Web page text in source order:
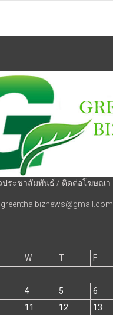
ประชาสัมพันธ์ / ติดต่อโฆษณา
greenthaibiznews@gmail.com
W T F
4 5 6
11 12 13